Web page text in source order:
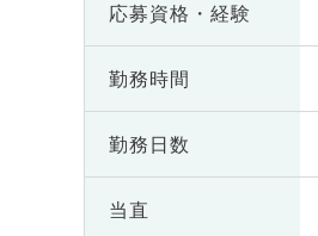
応募資格・ 経験
勤務時間
勤務日数
当直